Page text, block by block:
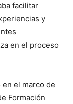
facilitar
y
en el proceso
el marco de
Formación